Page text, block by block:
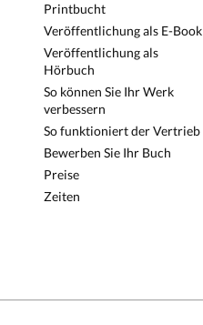
Printbucht
Veröffentlichung als E-Book
Veröffentlichung als
Hörbuch
So können Sie Ihr Werk
verbessern
So funktioniert der Vertrieb
Bewerben Sie Ihr Buch
Preise
Zeiten